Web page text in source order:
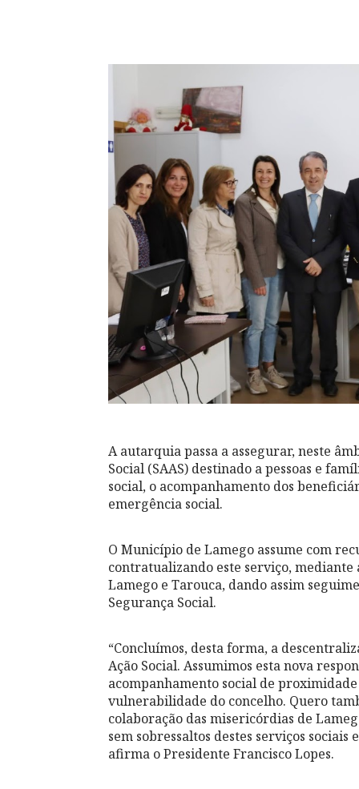
A autarquia passa a assegurar, neste
Social (SAAS) destinado a pessoas e
social, o acompanhamento dos
emergência social.
O Município de Lamego assume com
contratualizando este serviço, mediante
Lamego e Tarouca, dando assim
Segurança Social.
“Concluímos, desta forma, a
Ação Social. Assumimos esta nova
acompanhamento social de
vulnerabilidade do concelho. Quero
colaboração das misericórdias de
sem sobressaltos destes serviços
afirma o Presidente Francisco Lopes.